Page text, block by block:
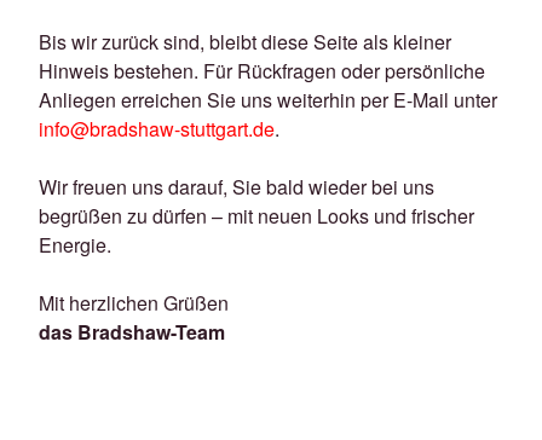
Bis wir zurück sind, bleibt diese Seite als kleiner
Hinweis bestehen. Für Rückfragen oder persönliche
Anliegen erreichen Sie uns weiterhin per E-Mail unter
info@bradshaw-stuttgart.de.
Wir freuen uns darauf, Sie bald wieder bei uns
begrüßen zu dürfen – mit neuen Looks und frischer
Energie.
Mit herzlichen Grüßen
das Bradshaw-Team